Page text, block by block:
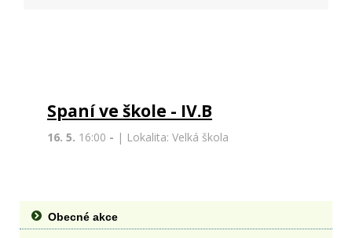
Spaní ve škole - IV.B
16. 5. 16:00 - | Lokalita: Velká škola
Obecné akce